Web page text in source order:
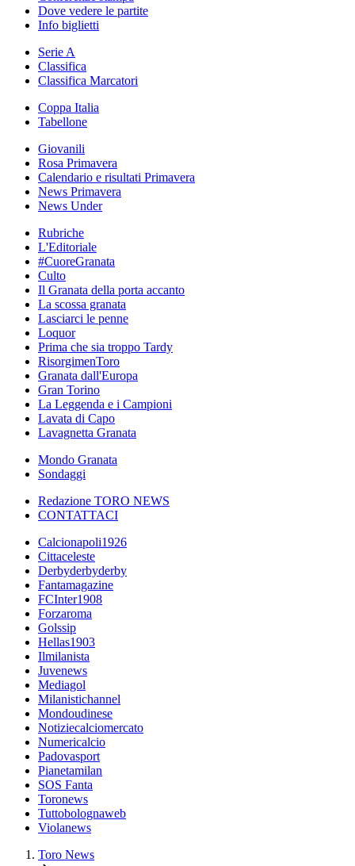
Dove vedere le partite
Info biglietti
Serie A
Classifica
Classifica Marcatori
Coppa Italia
Tabellone
Giovanili
Rosa Primavera
Calendario e risultati Primavera
News Primavera
News Under
Rubriche
L'Editoriale
#CuoreGranata
Culto
Il Granata della porta accanto
La scossa granata
Lasciarci le penne
Loquor
Prima che sia troppo Tardy
RisorgimenToro
Granata dall'Europa
Gran Torino
La Leggenda e i Campioni
Lavata di Capo
Lavagnetta Granata
Mondo Granata
Sondaggi
Redazione TORO NEWS
CONTATTACI
Calcionapoli1926
Cittaceleste
Derbyderbyderby
Fantamagazine
FCInter1908
Forzaroma
Golssip
Hellas1903
Ilmilanista
Juvenews
Mediagol
Milanistichannel
Mondoudinese
Notiziecalciomercato
Numericalcio
Padovasport
Pianetamilan
SOS Fanta
Toronews
Tuttobolognaweb
Violanews
Toro News